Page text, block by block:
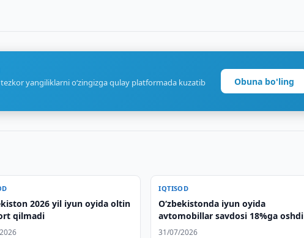
yangiliklarni o‘zingizga qulay platformada kuzatib
Obuna bo'ling
2026 yil iyun oyida oltin
qilmadi
IQTISOD
O‘zbekistonda iyun oyida
avtomobillar savdosi 18%ga oshdi
31/07/2026